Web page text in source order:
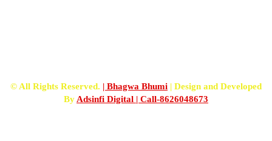
© All Rights Reserved. | Bhagwa Bhumi | Design and Developed
By Adsinfi Digital | Call-8626048673